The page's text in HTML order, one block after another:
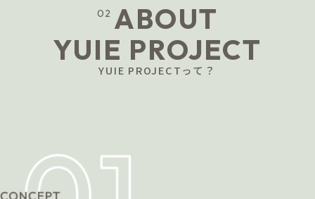
02 ABOUT
YUIE PROJECT
YUIE PROJECTって？